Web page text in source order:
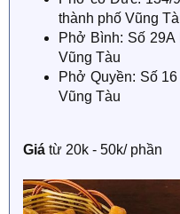
thành phố Vũng
Phở Bình: Số
Vũng Tàu
Phở Quyền: Số
Vũng Tàu
Giá từ 20k - 50k/ phần